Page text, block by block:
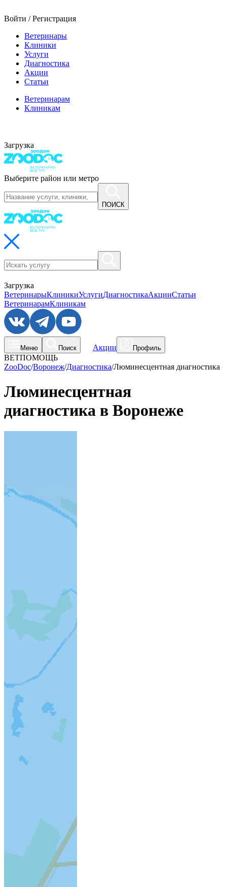
Войти / Регистрация
Ветеринары
Клиники
Услуги
Диагностика
Акции
Статьи
Ветеринарам
Клиникам
Загрузка
Выберите район или метро
ПОИСК
Загрузка
ВетеринарыКлиникиУслугиДиагностикаАкцииСтатьи
ВетеринарамКлиникам
Меню Поиск Акции Профиль
ВЕТПОМОЩЬ
ZooDoc/Воронеж/Диагностика/Люминесцентная диагностика
Люминесцентная
диагностика в Воронеже